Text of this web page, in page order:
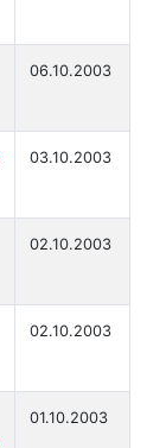
06.10.2003
03.10.2003
02.10.2003
02.10.2003
01.10.2003